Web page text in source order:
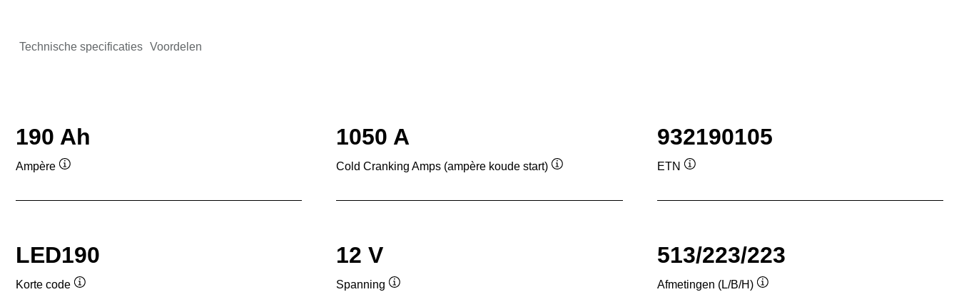
Technische specificaties Voordelen
190 Ah
Ampère
de
1050 A
Cold Cranking Amps (ampère koude start)
de
932190105
ETN
de
LED190
Korte code
12 V
Spanning
513/223/223
Afmetingen (L/B/H)